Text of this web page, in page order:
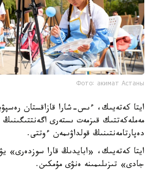
Фото: акимат Астаны
ايتا كەتەيىك، ءىس-شارا قازاقستان
مەملەكەتتىك قىزمەت ىستەرى اگەنتتىگىنىڭ
دەپارتامەنتىنىڭ قولداۋىمەن ءوتتى.
ايتا كەتەيىك، «ابايدىڭ قارا سوزدەرى»
جادى» تىزىلىمىنە ەنۋى مۇمكىن.